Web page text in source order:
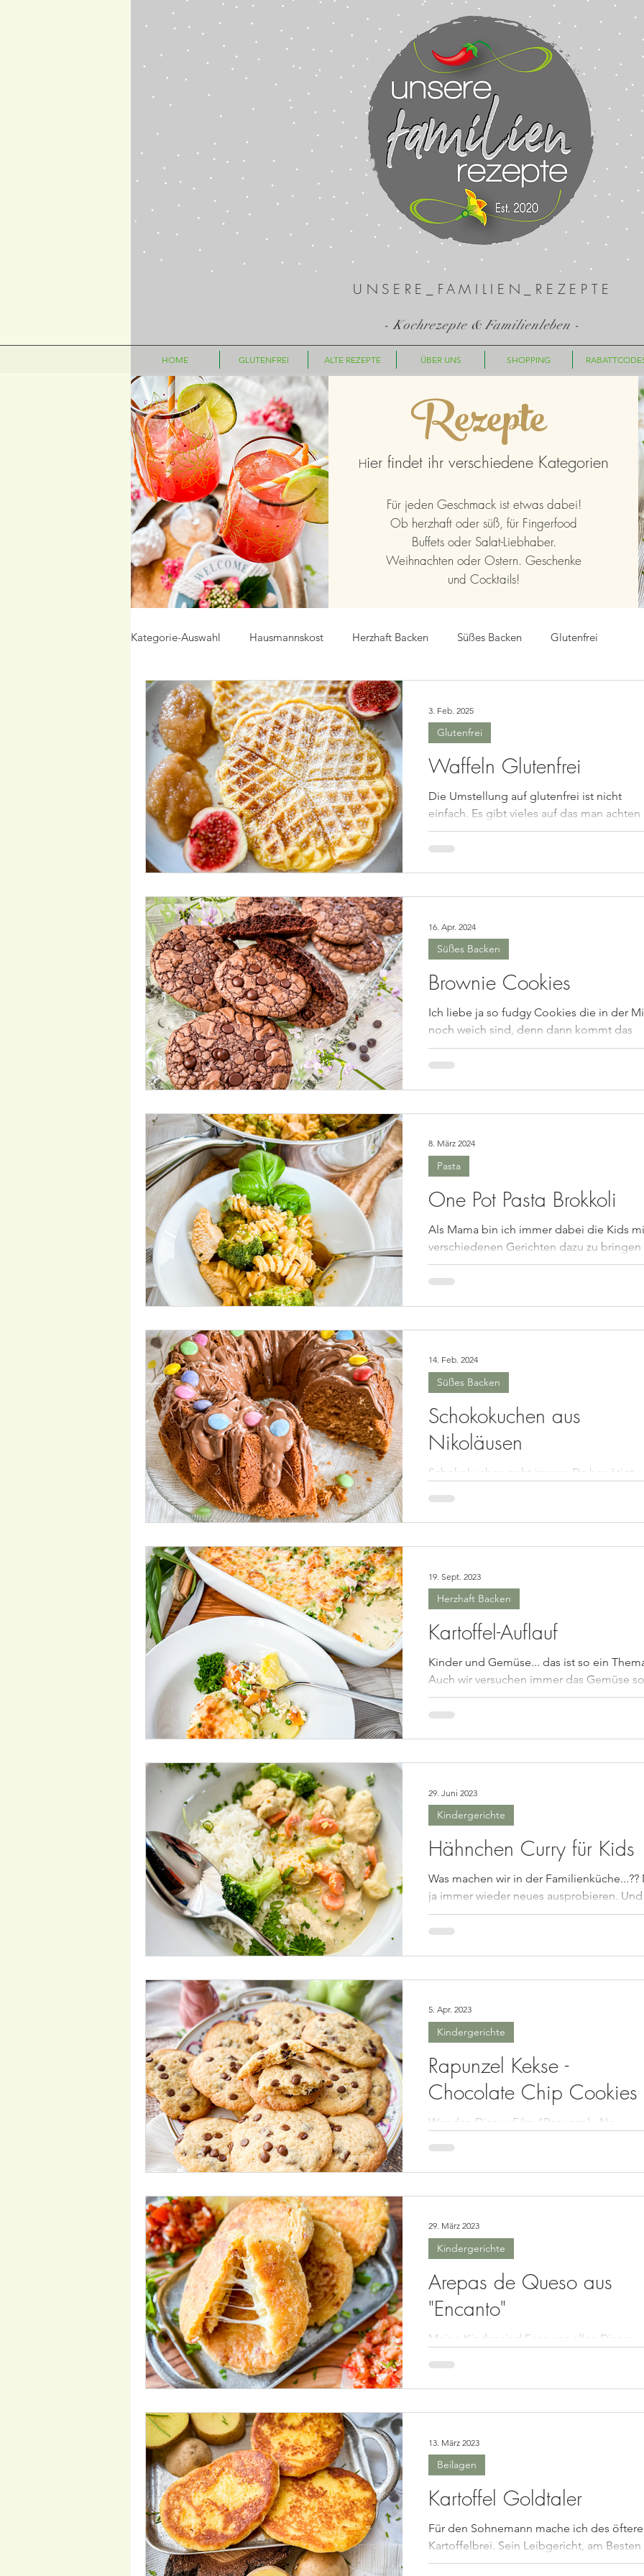
UNSERE_FAMILIEN_REZEPTE
- Kochrezepte & Familienleben -
HOME GLUTENFREI ALTE REZEPTE ÜBER UNS SHOPPING
Rezepte
Hier findet ihr verschiedene Kategorien
Für jeden Geschmack ist etwas dabei!
Ob herzhaft oder süß, für Fingerfood
Buffets oder Salat-Liebhaber.
Weihnachten oder Ostern. Geschenke
und Cocktails!
Kategorie-Auswahl Hausmannskost Herzhaft Backen Süßes Backen Glutenfrei
LowCarb Vegetarisch Pasta Saucen, Dips
Salate Beilagen Frühstück Nachtisch/Dessert
Frühling/Ostern Internationale Gerichte Getränke Halloween Herbst
Kindergerichte Disney Gerichte Geschenkideen
Waffeln Glutenfrei
Die Umstellung auf glutenfrei ist nicht
einfach. Es gibt vieles auf das man achten
muss und ändern muss. Aber mir war klar
dass ich für...
Glutenfrei
3. Feb. 2025
Brownie Cookies
Ich liebe ja so fudgy Cookies die in der
noch weich sind, denn dann kommt das
schokoladige erst richtig gut rüber. Am
besten noch...
Süßes Backen
16. Apr. 2024
One Pot Pasta Brokkoli
Als Mama bin ich immer dabei die Kids
verschiedenen Gerichten dazu zu bringen
Gemüse zu essen. Oder einfach
Abwechslung in die...
Pasta
8. März 2024
Schokokuchen aus
Nikoläusen
Schokokuchen geht immer. Da benötigt
In unserem Fall war es kein Geburtstag
dergleichen,...
Süßes Backen
14. Feb. 2024
Kartoffel-Auflauf
Kinder und Gemüse... das ist so ein
Auch wir versuchen immer das Gemüse so
zu "verpacken" dass es nicht nur lecker
sondern...
Herzhaft Backen
19. Sept. 2023
Hähnchen Curry für Kids
Was machen wir in der Familienküche...??
ja immer wieder neues ausprobieren. Und
immer wieder kosten lassen. Bei uns ist es
wie bei...
Kindergerichte
29. Juni 2023
Rapunzel Kekse -
Chocolate Chip Cookies
Wer den Disney Film "Rapunzel - Neu
hat als backen....
Kindergerichte
5. Apr. 2023
Arepas de Queso aus
"Encanto"
Meine Kinder sind Fans von allen Disney
mehrfach angesehen. Darunter auch
Encanto. Sie...
Kindergerichte
29. März 2023
Kartoffel Goldtaler
Für den Sohnemann mache ich des
Kartoffelbrei. Sein Leibgericht, am Besten
mit Soße, daraus kann man dann einen
Beilagen
13. März 2023